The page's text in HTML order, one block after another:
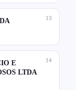
13
14
E
LTDA